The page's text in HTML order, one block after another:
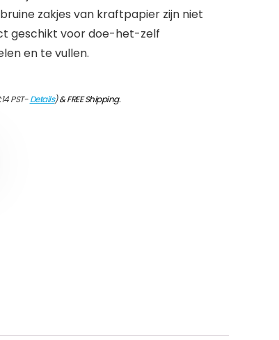
zakjes van kraftpapier zijn niet
geschikt voor doe-het-zelf
en te vullen.
PST-Details)&FREE Shipping.